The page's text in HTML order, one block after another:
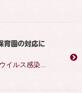
育園の対応に
イルス感染...